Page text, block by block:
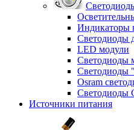
Индикаторы
Светодиоды
LED модули
Светодиоды
Светодиоды
Osram
Светодиоды
Источники питания